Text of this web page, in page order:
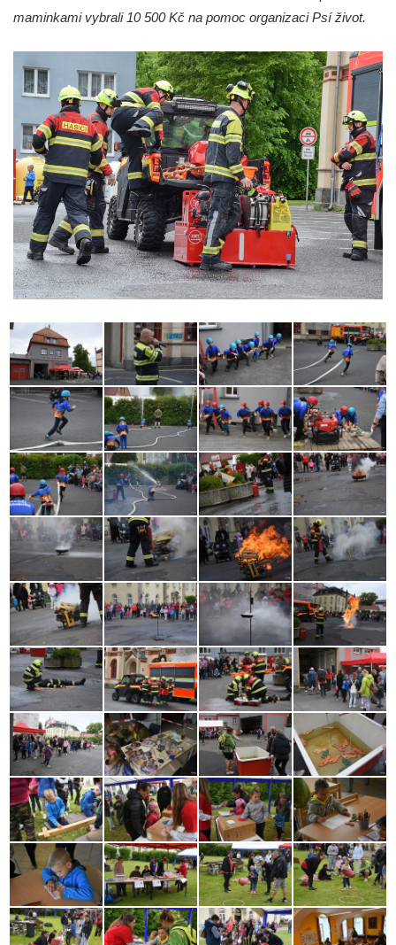
maminkami vybrali 10 500 Kč na pomoc organizaci Psí život.